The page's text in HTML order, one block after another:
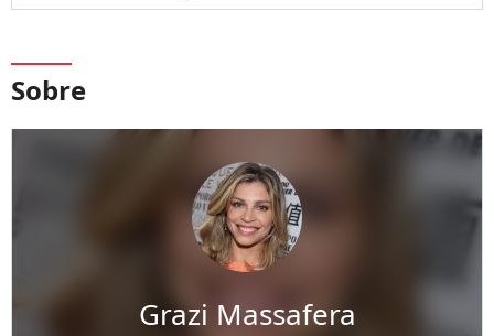
Sobre
Grazi Massafera